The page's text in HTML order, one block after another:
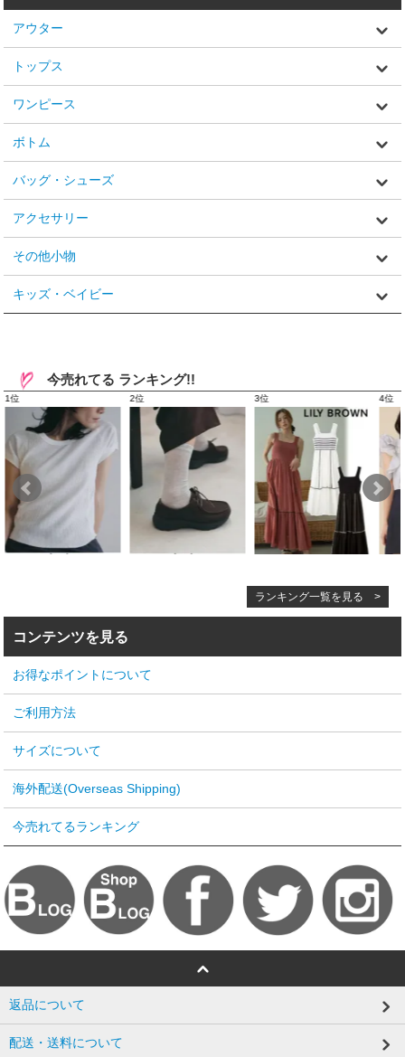
アウター
トップス
ワンピース
ボトム
バッグ・シューズ
アクセサリー
その他小物
キッズ・ベイビー
今売れてる ランキング!!
ランキング一覧を見る >
コンテンツを見る
お得なポイントについて
ご利用方法
サイズについて
海外配送(Overseas Shipping)
今売れてるランキング
返品について
配送・送料について